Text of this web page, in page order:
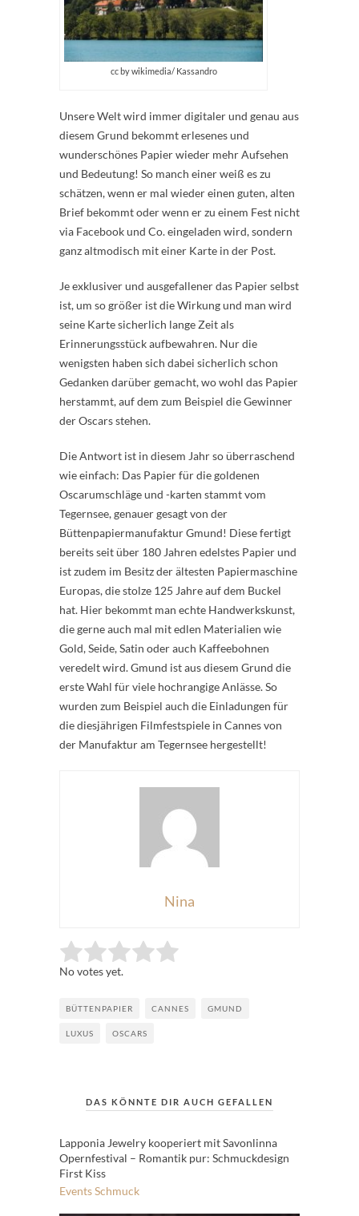
cc by wikimedia/ Kassandro
Unsere Welt wird immer digitaler und genau aus
diesem Grund bekommt erlesenes und
wunderschönes Papier wieder mehr Aufsehen
und Bedeutung! So manch einer weiß es zu
schätzen, wenn er mal wieder einen guten, alten
Brief bekommt oder wenn er zu einem Fest nicht
via Facebook und Co. eingeladen wird, sondern
ganz altmodisch mit einer Karte in der Post.
Je exklusiver und ausgefallener das Papier selbst
ist, um so größer ist die Wirkung und man wird
seine Karte sicherlich lange Zeit als
Erinnerungsstück aufbewahren. Nur die
wenigsten haben sich dabei sicherlich schon
Gedanken darüber gemacht, wo wohl das Papier
herstammt, auf dem zum Beispiel die Gewinner
der Oscars stehen.
Die Antwort ist in diesem Jahr so überraschend
wie einfach: Das Papier für die goldenen
Oscarumschläge und -karten stammt vom
Tegernsee, genauer gesagt von der
Büttenpapiermanufaktur Gmund! Diese fertigt
bereits seit über 180 Jahren edelstes Papier und
ist zudem im Besitz der ältesten Papiermaschine
Europas, die stolze 125 Jahre auf dem Buckel
hat. Hier bekommt man echte Handwerkskunst,
die gerne auch mal mit edlen Materialien wie
Gold, Seide, Satin oder auch Kaffeebohnen
veredelt wird. Gmund ist aus diesem Grund die
erste Wahl für viele hochrangige Anlässe. So
wurden zum Beispiel auch die Einladungen für
die diesjährigen Filmfestspiele in Cannes von
der Manufaktur am Tegernsee hergestellt!
Nina
Rate this item: Submit Rating
No votes yet.
BÜTTENPAPIER CANNES GMUND
LUXUS OSCARS
DAS KÖNNTE DIR AUCH GEFALLEN
Lapponia Jewelry kooperiert mit Savonlinna
Opernfestival – Romantik pur: Schmuckdesign
First Kiss
EventsSchmuck